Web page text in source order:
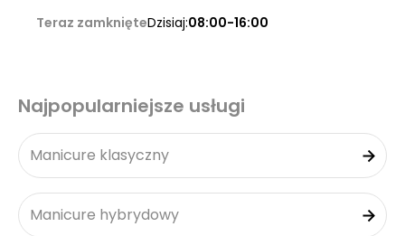
Teraz zamknięteDzisiaj:08:00-16:00
Najpopularniejsze usługi
Manicure klasyczny
Manicure hybrydowy